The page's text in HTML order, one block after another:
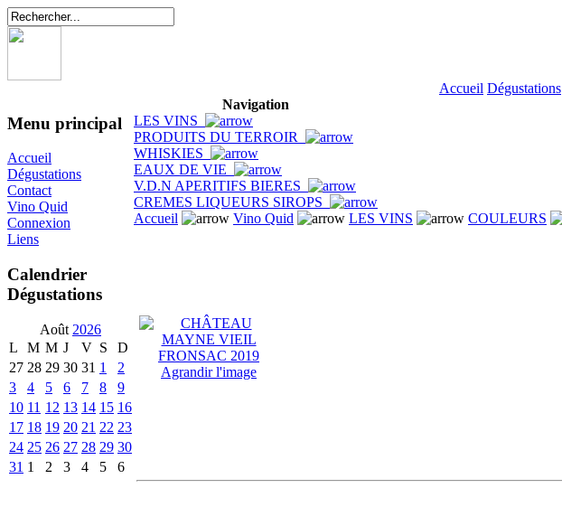
Accueil Dégustations
Menu principal
Accueil
Dégustations
Contact
Vino Quid
Connexion
Liens
Calendrier
Dégustations
Août 2026
L
M M J V S
D
27 28 29 30 31 1
2
3
4 5 6 7 8
9
10 11 12 13 14 15 16
17 18 19 20 21 22 23
24 25 26 27 28 29 30
31 1 2 3 4 5 6
Navigation
LES VINS
PRODUITS DU TERROIR
WHISKIES
EAUX DE VIE
V.D.N APERITIFS BIERES
CREMES LIQUEURS SIROPS
Accueil
Vino Quid LES VINS COULEURS
Agrandir l'image